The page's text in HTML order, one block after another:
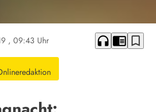
, 09:43 Uhr headphones chrome_reader_mode bookmark_border